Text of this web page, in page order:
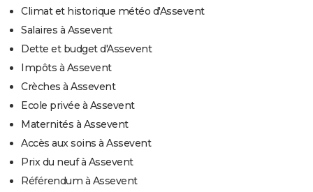
Climat et historique météo d'Assevent
Salaires à Assevent
Dette et budget d'Assevent
Impôts à Assevent
Crèches à Assevent
Ecole privée à Assevent
Maternités à Assevent
Accès aux soins à Assevent
Prix du neuf à Assevent
Référendum à Assevent